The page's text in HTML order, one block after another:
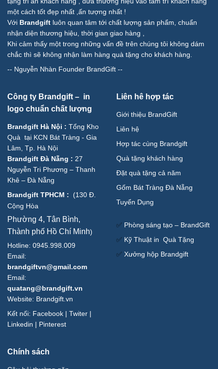
một cách tốt đẹp nhất ,ấn tượng nhất !
Với Brandgift luôn quan tâm tới chất lượng sản phẩm, chuẩn
nhận diện thương hiệu, thời gian giao hàng ,
Khi cảm thấy một trong những vấn đề trên chúng tôi không dám
chắc thì sẽ không nhận làm hàng quà tặng cho khách hàng.
-- Nguyễn Nhàn Founder BrandGift --
Công ty Brandgift – in
logo chuẩn chất lượng
Brandgift Hà Nội : Tổng Kho
Quà tại KCN Bát Tràng - Gia
Lâm, Tp. Hà Nội
Brandgift Đà Nẵng : 27
Nguyễn Tri Phương – Thanh
Khê – Đà Nẵng
Brandgift TPHCM : (130 Đ.
Cộng Hòa
Phường 4, Tân Bình,
Thành phố Hồ Chí Minh)
Hotline: 0945.998.009
Email:
brandgiftvn@gmail.com
Email:
quatang@brandgift.vn
Website: Brandgift.vn
Kết nối: Facebook | Twiter |
Linkedin | Pinterest
Liên hê hợp tác
Giới thiệu BrandGift
Liên hệ
Hợp tác cùng Brandgift
Quà tặng khách hàng
Đặt quà tặng cả năm
Gốm Bát Tràng Đà Nẵng
Tuyển Dụng
✅ Phòng sáng tạo – BrandGift
✅ Kỹ Thuật in Quà Tặng
✅ Xưởng hộp Brandgift
Chính sách